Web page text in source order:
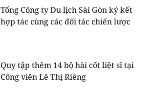
Tổng Công ty Du lịch Sài Gòn ký kết
hợp tác cùng các đối tác chiến lược
Quy tập thêm 14 bộ hài cốt liệt sĩ tại
Công viên Lê Thị Riêng